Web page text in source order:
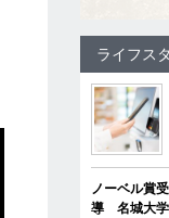
ライフス
ノーベル賞
導 名城大学